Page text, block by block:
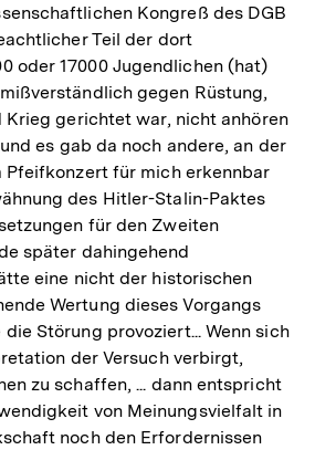
Kongreß des DGB
Teil der dort
oder 17000 Jugendlichen (hat)
gegen Rüstung,
gerichtet war, nicht anhören
es gab da noch andere, an der
Pfeifkonzert für mich erkennbar
des Hitler-Stalin-Paktes
für den Zweiten
später dahingehend
eine nicht der historischen
Wertung dieses Vorgangs
Störung provoziert... Wenn sich
der Versuch verbirgt,
zu schaffen, ... dann entspricht
von Meinungsvielfalt in
noch den Erfordernissen